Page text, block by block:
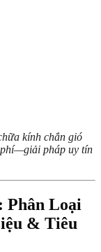
kính chắn gió
pháp uy tín
Phân Loại
& Tiêu